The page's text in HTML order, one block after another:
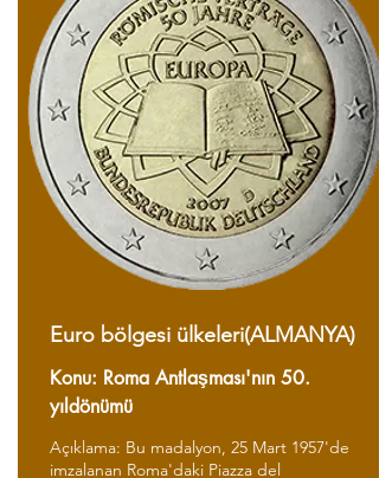
Euro bölgesi ülkeleri(ALMANYA)
Konu: Roma Antlaşması'nın 50.
yıldönümü
Açıklama: Bu madalyon, 25 Mart 1957'de
imzalanan Roma'daki Piazza del